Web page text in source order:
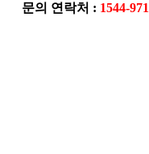
문의 연락처 : 1544-